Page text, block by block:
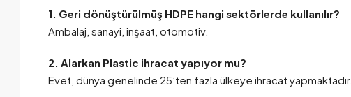
1. Geri dönüştürülmüş HDPE hangi sektörlerde kullanılır?
Ambalaj, sanayi, inşaat, otomotiv.
2. Alarkan Plastic ihracat yapıyor mu?
Evet, dünya genelinde 25’ten fazla ülkeye ihracat yapmaktadır.